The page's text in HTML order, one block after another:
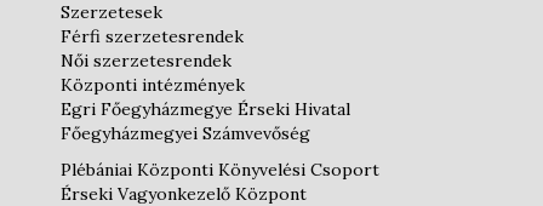
Szerzetesek
Férfi szerzetesrendek
Női szerzetesrendek
Központi intézmények
Egri Főegyházmegye Érseki Hivatal
Főegyházmegyei Számvevőség
Plébániai Központi Könyvelési Csoport
Érseki Vagyonkezelő Központ